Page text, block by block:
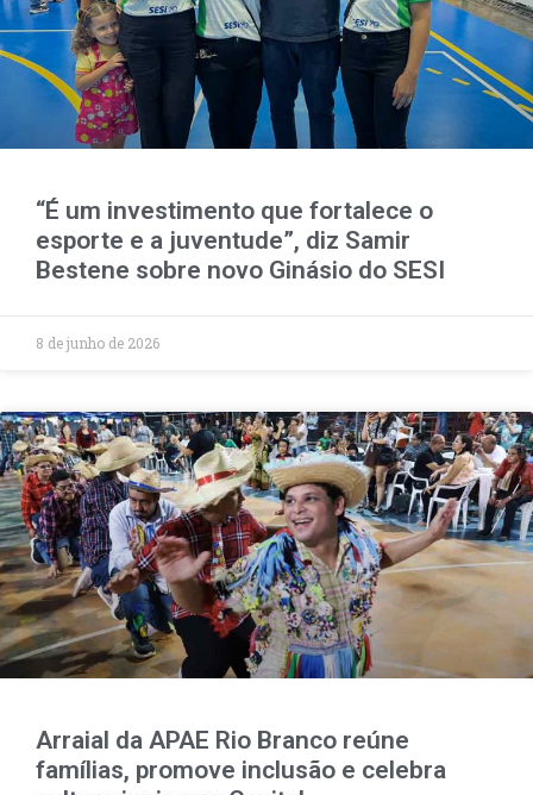
“É um investimento que fortalece o
esporte e a juventude”, diz Samir
Bestene sobre novo Ginásio do SESI
8 de junho de 2026
Arraial da APAE Rio Branco reúne
famílias, promove inclusão e celebra